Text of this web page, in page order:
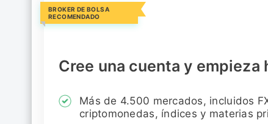
BROKER DE BOLSA
RECOMENDADO
Cree una cuenta y empieza
Más de 4.500 mercados, incluidos
criptomonedas, índices y materias